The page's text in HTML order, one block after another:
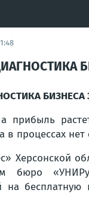
БИЗНЕСА
а прибыль
в процессах нет
Херсонской
бюро
на бесплатную